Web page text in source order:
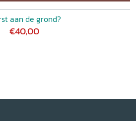
aan de grond?
€40,00